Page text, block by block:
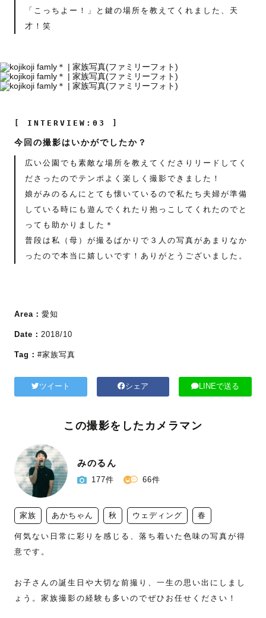
「こっちよー！」と鍵の場所を教えてくれました、天
才！笑
[ INTERVIEW:03 ]
今回の撮影はいかがでしたか？
広い公園でも素敵な場所を教えてくださりリードしてく
ださったのでテンポよく楽しく撮影できました！
娘がみのるんにとても懐いているので私たち夫婦が準備
している時にも遊んでくれたり抱っこしてくれたのでと
っても助かりました＊
普段は私（母）が撮るばかりで３人の写真があまりなか
ったので本当に嬉しいです！ありがとうございました。
Area： 愛知
Date： 2018/10
Tag： #家族写真
ツイート シェア LINEで送る
この撮影をしたカメラマン
みのるん
177件 66件
家族 あかちゃん 秋 ウェディング 春
何気ない日常に彩りを感じる、落ち着いた色味の写真が得
意です。
お子さんの誕生日や大切な前撮り、一生の思い出にしまし
ょう。家族撮影の経験も多いのでぜひお任せください！